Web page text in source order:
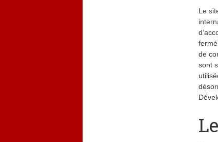
Le
de
sont